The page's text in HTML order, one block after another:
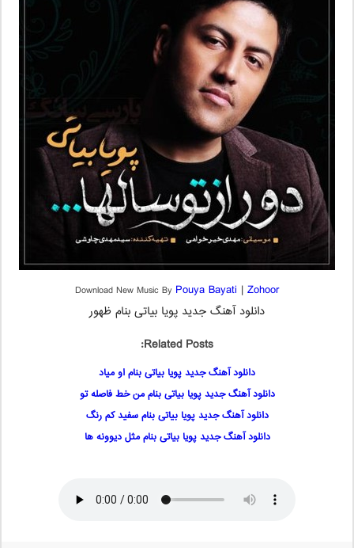
Download New Music By Pouya Bayati | Zohoor
دانلود آهنگ جدید پویا بیاتی بنام ظهور
Related Posts:
دانلود آهنگ جدید پویا بیاتی بنام او میاد
دانلود آهنگ جدید پویا بیاتی بنام من خط فاصله تو
دانلود آهنگ جدید پویا بیاتی بنام سفید کم رنگ
دانلود آهنگ جدید پویا بیاتی بنام مثل دیوونه ها